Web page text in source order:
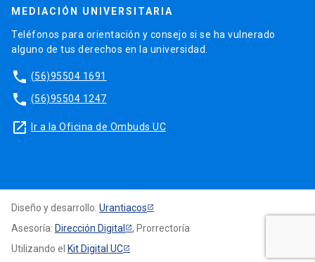
MEDIACIÓN UNIVERSITARIA
Teléfonos para orientación y consejo si se ha vulnerado
alguno de tus derechos en la universidad.
phone (56)95504 1691
phone (56)95504 1247
launch Ir a la Oficina de Ombuds UC
Diseño y desarrollo: Urantiacos
Asesoría: Dirección Digital
, Prorrectoría
Utilizando el Kit Digital UC